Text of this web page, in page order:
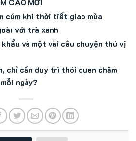
CAO MỚI
cúm khi thời tiết giao mùa
với trà xanh
và một vài câu chuyện thú vị
chỉ cần duy trì thói quen chăm
ngày?